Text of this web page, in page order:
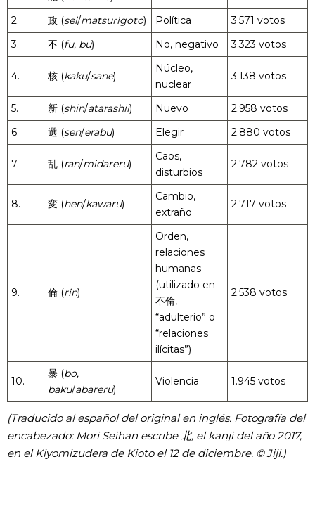
2.
政 (sei/matsurigoto) Política
3.571 votos
3.
不 (fu, bu) No, negativo 3.323 votos
4. 核 (kaku/sane)
Núcleo,
nuclear
3.138 votos
5. 新 (shin/atarashii) Nuevo
2.958 votos
6.
選 (sen/erabu) Elegir 2.880 votos
7. 乱 (ran/midareru)
Caos,
disturbios
2.782 votos
8. 変 (hen/kawaru)
Cambio,
extraño
2.717 votos
9. 倫 (rin)
Orden,
relaciones
humanas
(utilizado en
不倫,
“adulterio” o
“relaciones
ilícitas”)
2.538 votos
10.
暴 (bō,
baku/abareru)
Violencia 1.945 votos
(Traducido al español del original en inglés. Fotografía del
encabezado: Mori Seihan escribe 北, el kanji del año 2017,
en el Kiyomizudera de Kioto el 12 de diciembre. © Jiji.)